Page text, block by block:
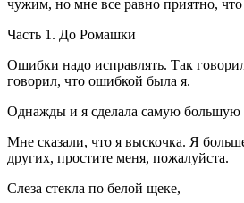
чужим, но мне все равно приятно, что
Часть 1. До Ромашки
Ошибки надо исправлять. Так
говорил, что ошибкой была я.
Однажды и я сделала самую
Мне сказали, что я выскочка. Я
других, простите меня, пожалуйста.
Слеза стекла по белой щеке,